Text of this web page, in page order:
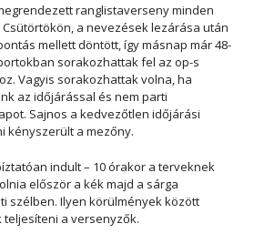
ranglistaverseny minden
a nevezések lezárása után
mellett döntött, így másnap már 48-
sorakozhattak fel az op-s
Vagyis sorakozhattak volna, ha
az időjárással és nem parti
Sajnos a kedvezőtlen időjárási
kényszerült a mezőny.
indult – 10 órakor a terveknek
először a kék majd a sárga
szélben. Ilyen körülmények között
a versenyzők.